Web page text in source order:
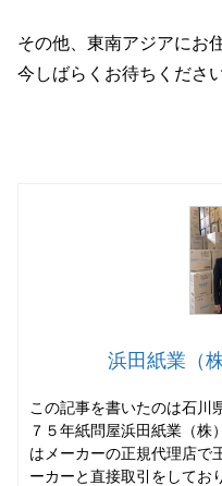
その他、東南アジアにお
今しばらくお待ちください
浜田紙業
この記事を書いたのは石川
７５年紙問屋浜田紙業（株
はメーカーの正規代理店で
ーカーと直接取引をしてお